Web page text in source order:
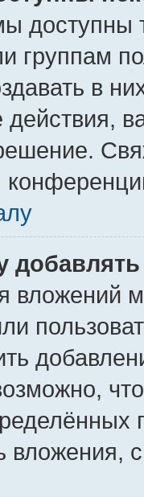
доступны
группам
в
действия,
вложений
вложения,